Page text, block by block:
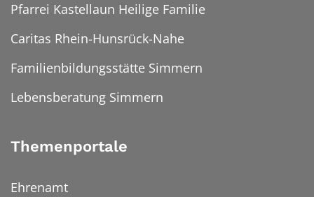
Pfarrei Kastellaun Heilige Familie
Caritas Rhein-Hunsrück-Nahe
Familienbildungsstätte Simmern
Lebensberatung Simmern
Themenportale
Ehrenamt